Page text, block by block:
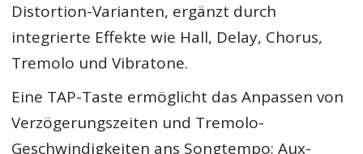
Distortion-Varianten, ergänzt durch
integrierte Effekte wie Hall, Delay, Chorus,
Tremolo und Vibratone.
Eine TAP-Taste ermöglicht das Anpassen von
Verzögerungszeiten und Tremolo-
Geschwindigkeiten ans Songtempo; Aux-